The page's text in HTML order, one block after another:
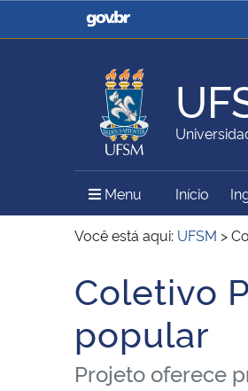
Casa Civil
Ministério da Agricultura,
Pecuária e Abastecimento
Ministério do Meio Ambiente
Secretaria de Governo
Menu MenuInício
Você está aqui: UFSM >
Início do conteúdo
Coletivo
popular
Projeto oferece